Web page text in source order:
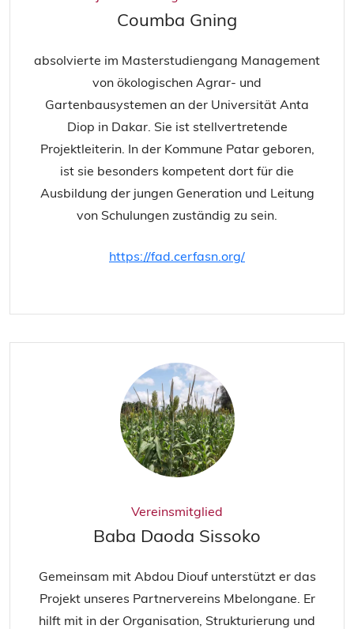
Coumba Gning
absolvierte im Masterstudiengang Management
von ökologischen Agrar- und
Gartenbausystemen an der Universität Anta
Diop in Dakar. Sie ist stellvertretende
Projektleiterin. In der Kommune Patar geboren,
ist sie besonders kompetent dort für die
Ausbildung der jungen Generation und Leitung
von Schulungen zuständig zu sein.
https://fad.cerfasn.org/
Vereinsmitglied
Baba Daoda Sissoko
Gemeinsam mit Abdou Diouf unterstützt er das
Projekt unseres Partnervereins Mbelongane. Er
hilft mit in der Organisation, Strukturierung und